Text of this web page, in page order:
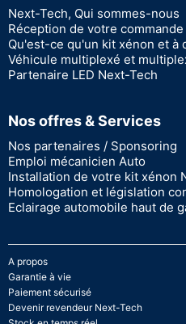
Next-Tech, Qui sommes-nous
Réception de votre commande
Qu'est-ce qu'un kit xénon et à
Véhicule multiplexé et
Partenaire LED Next-Tech
Nos offres & Services
Nos partenaires / Sponsoring
Emploi mécanicien Auto
Installation de votre kit xénon
Homologation et législation
Eclairage automobile haut de
A propos
Garantie à vie
Paiement sécurisé
Devenir revendeur Next-Tech